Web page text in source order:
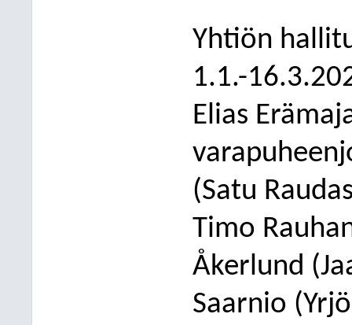
Yhtiön
1.1.-
Elias
(Satu
Timo
Åkerlund
Saarnio